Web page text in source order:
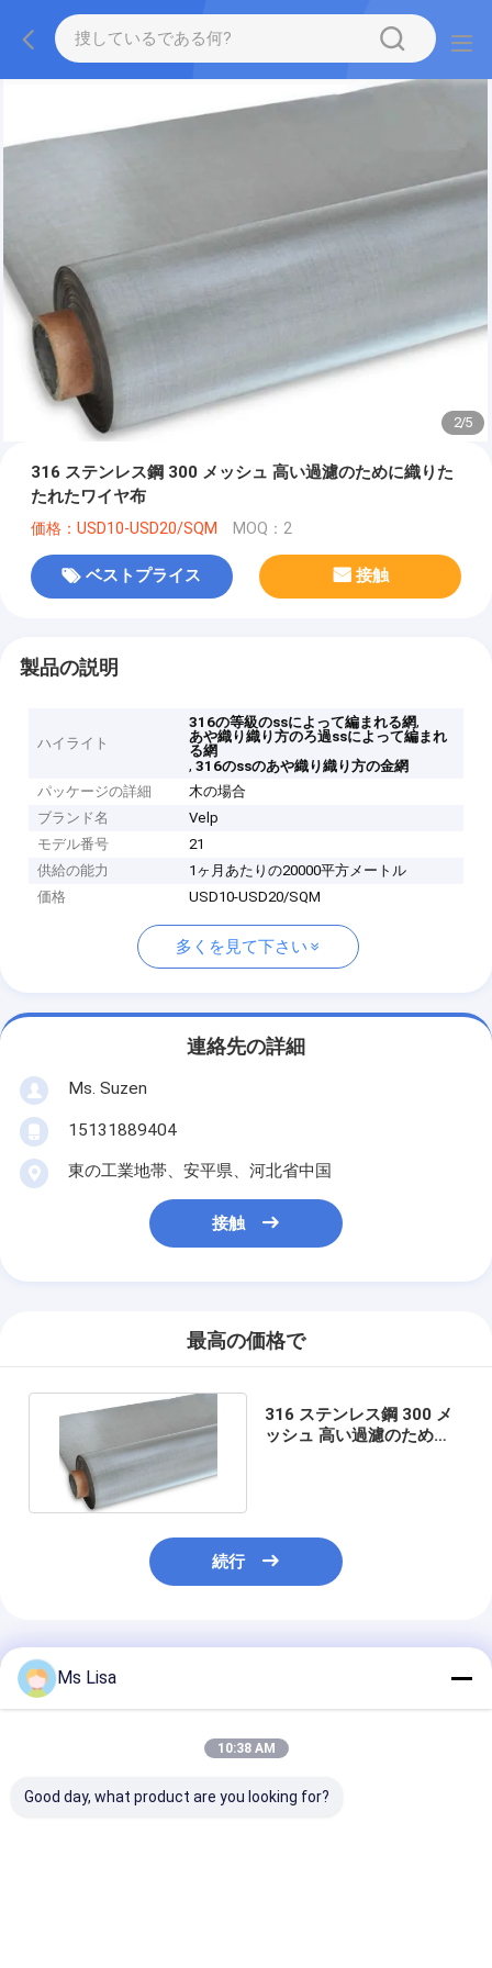
2/5
316 ステンレス鋼 300 メッシュ 高い過濾のために織りた
たれたワイヤ布
価格：USD10-USD20/SQM MOQ：2
ベストプライス 接触
製品の説明
ハイライト
316の等級のssによって編まれる網,
あや織り織り方のろ過ssによって編まれ
る網
,316のssのあや織り織り方の金網
パッケージの詳細
木の場合
ブランド名
Velp
モデル番号
21
供給の能力
1ヶ月あたりの20000平方メートル
価格
USD10-USD20/SQM
多くを見て下さい
連絡先の詳細
Ms. Suzen
15131889404
東の工業地帯、安平県、河北省中国
接触
最高の価格で
316 ステンレス鋼 300 メ
ッシュ 高い過濾のために
続行
推薦されたプロダクト
Ms Lisa
10:38 AM
Good day, what product are you looking for?